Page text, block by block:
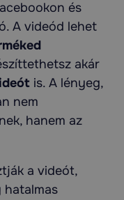
és
A videód lehet
akár
is. A lényeg,
nem
hanem az
a videót,